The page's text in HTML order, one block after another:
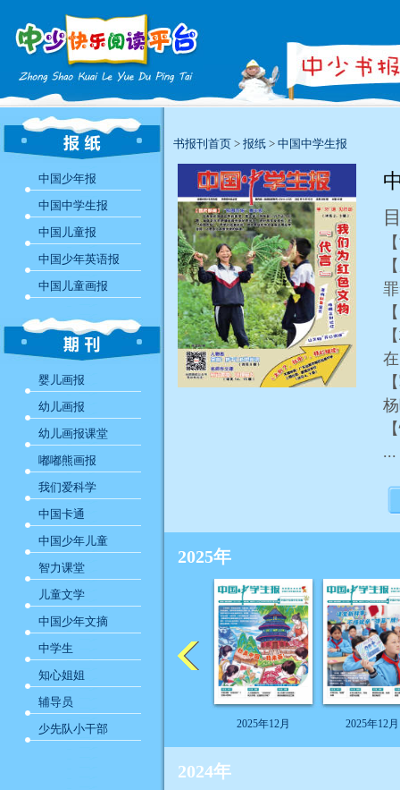
中国少年报
中国中学生报
中国儿童报
中国少年英语报
中国儿童画报
婴儿画报
幼儿画报
幼儿画报课堂
嘟嘟熊画报
我们爱科学
中国卡通
中国少年儿童
智力课堂
儿童文学
中国少年文摘
中学生
知心姐姐
辅导员
少先队小干部
书报刊首页 > 报纸 > 中国中学生报
...
2025年
2025年12月 2025年12月
2024年